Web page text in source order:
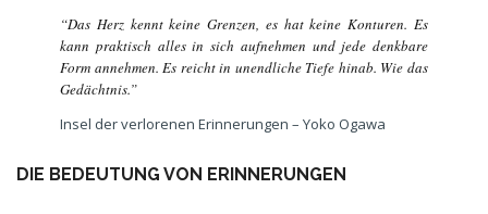
“Das Herz kennt keine Grenzen, es hat keine Konturen. Es
kann praktisch alles in sich aufnehmen und jede denkbare
Form annehmen. Es reicht in unendliche Tiefe hinab. Wie das
Gedächtnis.”
Insel der verlorenen Erinnerungen – Yoko Ogawa
DIE BEDEUTUNG VON ERINNERUNGEN